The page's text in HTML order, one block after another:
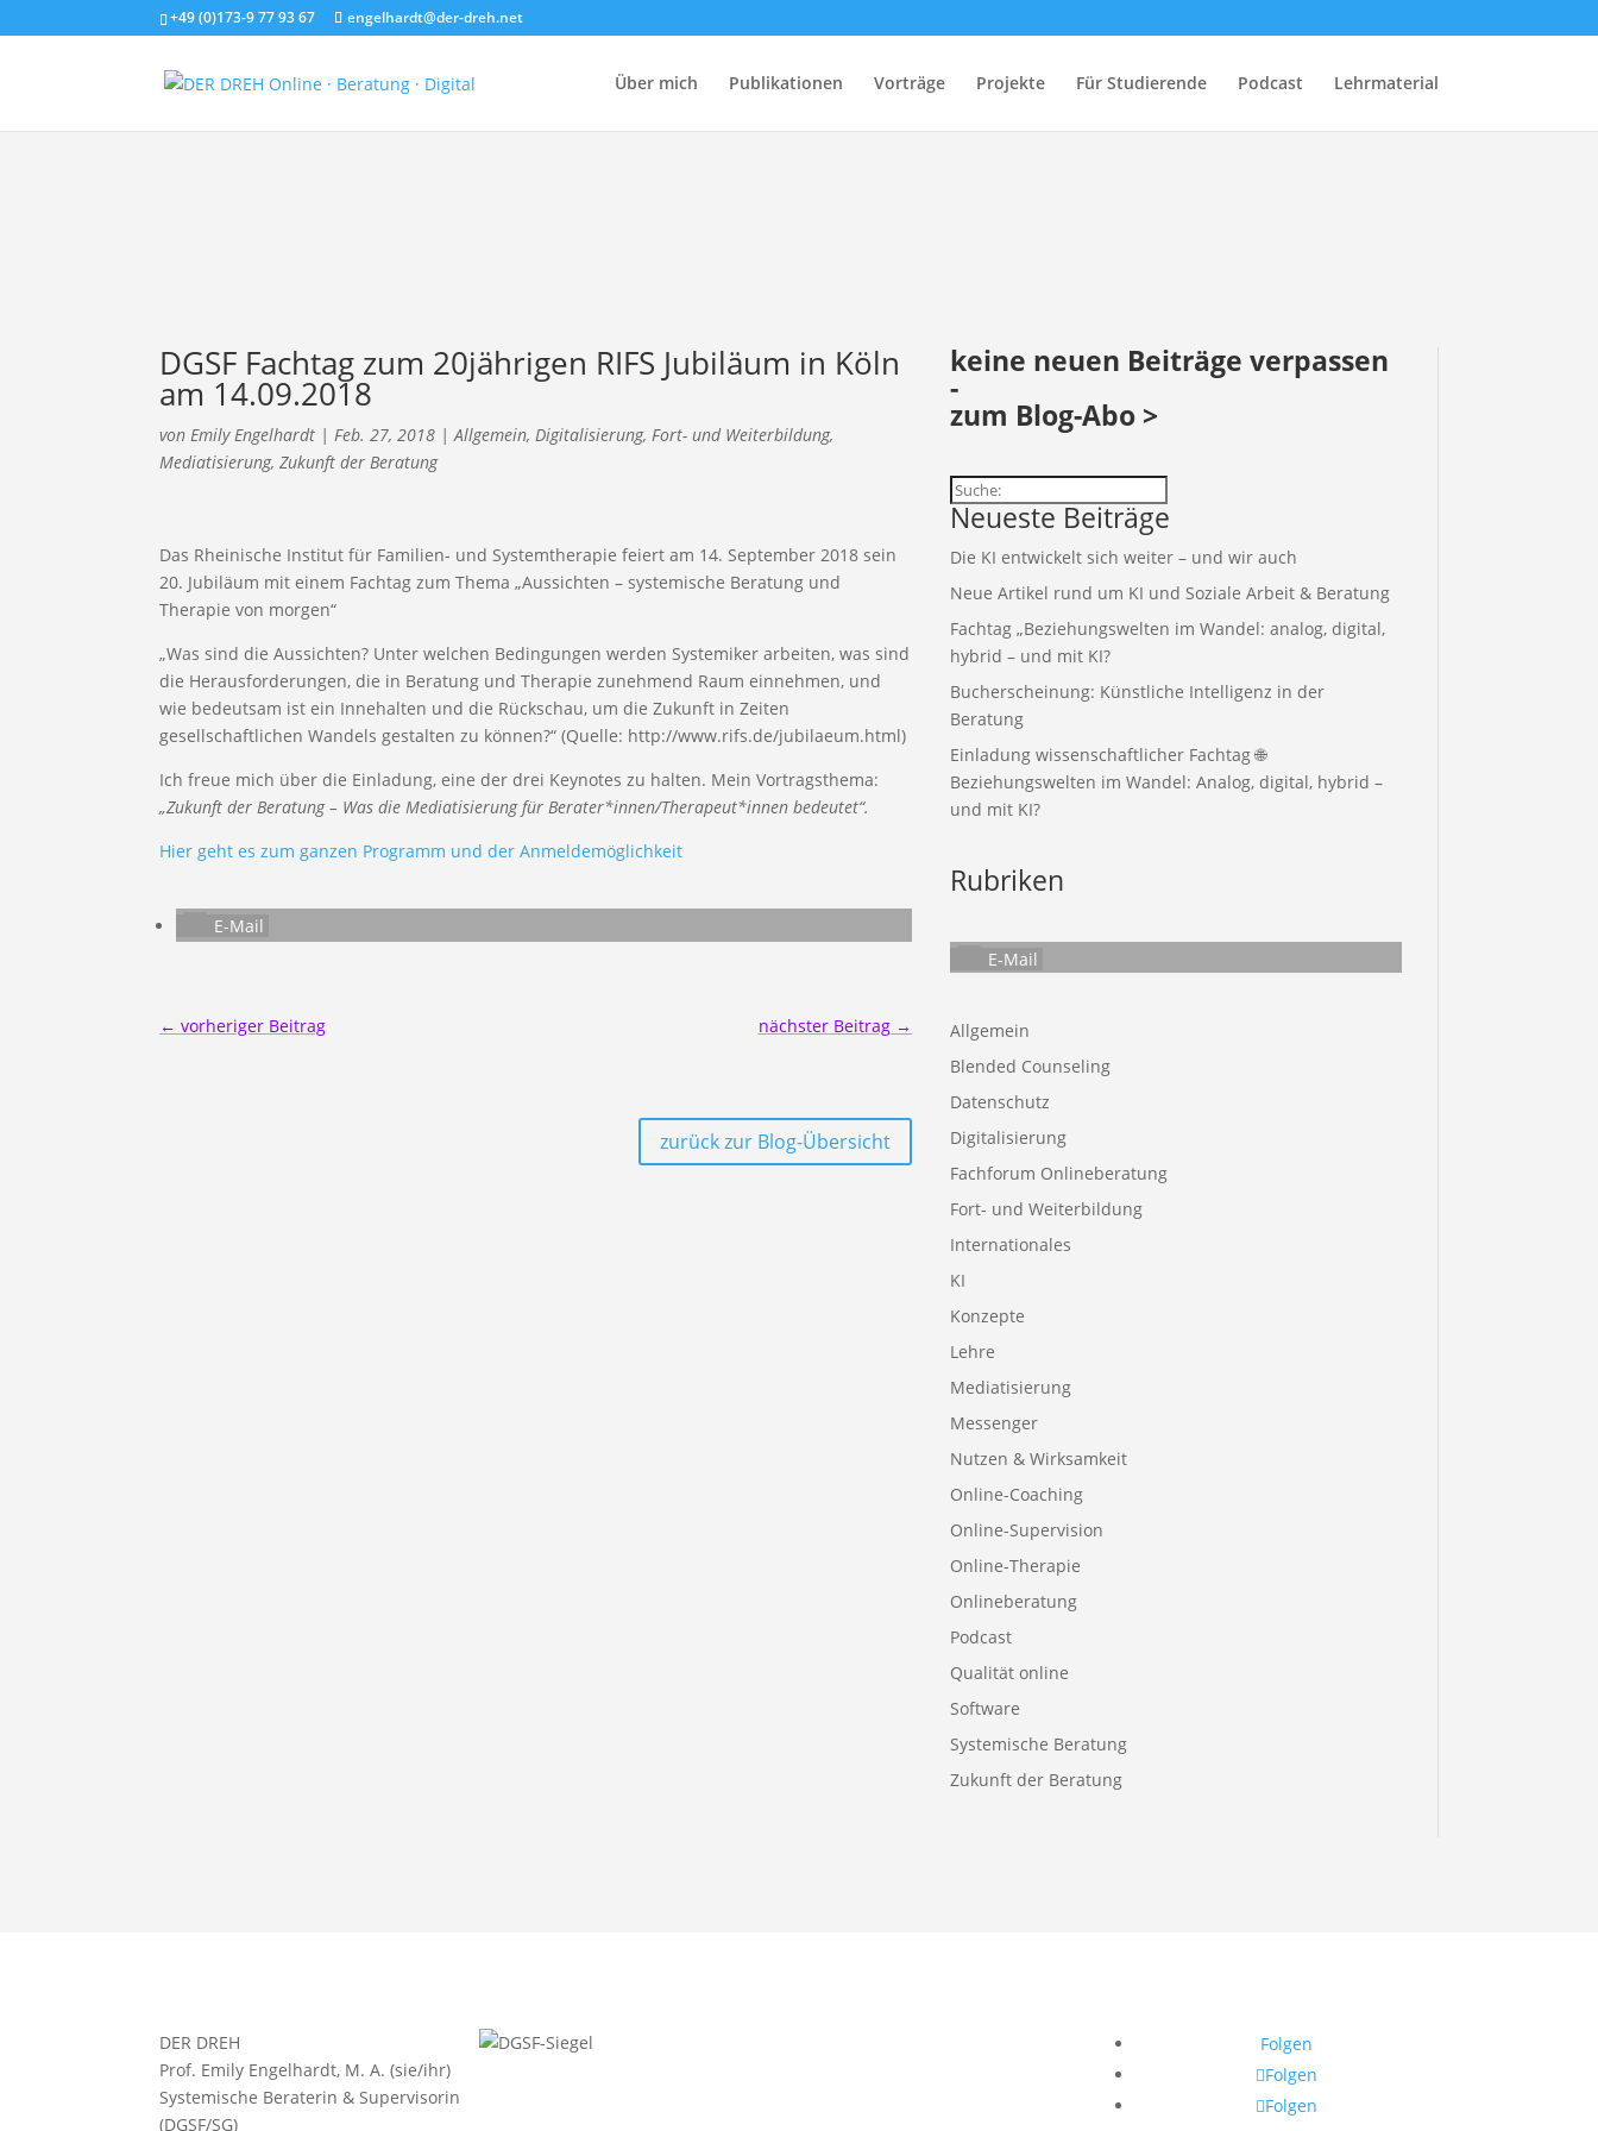
+49 (0)173-9 77 93 67 engelhardt@der-dreh.net
Über mich Publikationen Vorträge Projekte Für Studierende Podcast Lehrmaterial
DGSF Fachtag zum 20jährigen RIFS Jubiläum in Köln
am 14.09.2018
von Emily Engelhardt | Feb. 27, 2018 |Allgemein, Digitalisierung, Fort- und Weiterbildung,
Mediatisierung,Zukunft der Beratung
Das Rheinische Institut für Familien- und Systemtherapie feiert am 14. September 2018 sein
20. Jubiläum mit einem Fachtag zum Thema „Aussichten – systemische Beratung und
Therapie von morgen“
„Was sind die Aussichten? Unter welchen Bedingungen werden Systemiker arbeiten, was sind
die Herausforderungen, die in Beratung und Therapie zunehmend Raum einnehmen, und
wie bedeutsam ist ein Innehalten und die Rückschau, um die Zukunft in Zeiten
gesellschaftlichen Wandels gestalten zu können?“ (Quelle: http://www.rifs.de/jubilaeum.html)
Ich freue mich über die Einladung, eine der drei Keynotes zu halten. Mein Vortragsthema:
„Zukunft der Beratung – Was die Mediatisierung für Berater*innen/Therapeut*innen bedeutet“.
Hier geht es zum ganzen Programm und der Anmeldemöglichkeit
E-Mail
←vorheriger Beitrag nächster Beitrag→
zurück zur Blog-Übersicht
keine neuen Beiträge verpassen
-
zum Blog-Abo >
Suchen
Neueste Beiträge
Die KI entwickelt sich weiter – und wir auch
Neue Artikel rund um KI und Soziale Arbeit & Beratung
Fachtag „Beziehungswelten im Wandel: analog, digital,
hybrid – und mit KI?
Bucherscheinung: Künstliche Intelligenz in der
Beratung
Einladung wissenschaftlicher Fachtag 🌐
Beziehungswelten im Wandel: Analog, digital, hybrid –
und mit KI?
Rubriken
E-Mail
Allgemein
Blended Counseling
Datenschutz
Digitalisierung
Fachforum Onlineberatung
Fort- und Weiterbildung
Internationales
KI
Konzepte
Lehre
Mediatisierung
Messenger
Nutzen & Wirksamkeit
Online-Coaching
Online-Supervision
Online-Therapie
Onlineberatung
Podcast
Qualität online
Software
Systemische Beratung
Zukunft der Beratung
DER DREH
Prof. Emily Engelhardt, M. A. (sie/ihr)
Systemische Beraterin & Supervisorin
(DGSF/SG)
Folgen
Folgen
Folgen